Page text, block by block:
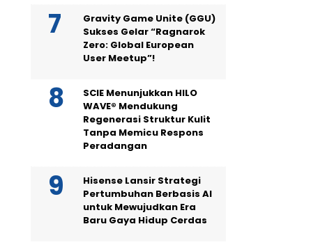
Gravity Game Unite (GGU)
Sukses Gelar “Ragnarok
Zero: Global European
User Meetup”!
SCIE Menunjukkan HILO
WAVE® Mendukung
Regenerasi Struktur Kulit
Tanpa Memicu Respons
Peradangan
Hisense Lansir Strategi
Pertumbuhan Berbasis AI
untuk Mewujudkan Era
Baru Gaya Hidup Cerdas